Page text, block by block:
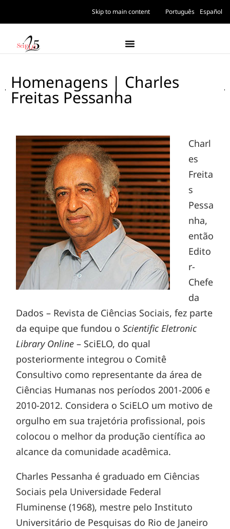
Skip to main content Português Español
Homenagens | Charles
Freitas Pessanha
Charl
es
Freita
s
Pessa
nha,
então
Edito
r-
Chefe
da
Dados – Revista de Ciências Sociais, fez parte
da equipe que fundou oScientific Eletronic
Library Online – SciELO, do qual
posteriormente integrou o Comitê
Consultivo como representante da área de
Ciências Humanas nos períodos 2001-2006 e
2010-2012. Considera o SciELO um motivo de
orgulho em sua trajetória profissional, pois
colocou o melhor da produção científica ao
alcance da comunidade acadêmica.
Charles Pessanha é graduado em Ciências
Sociais pela Universidade Federal
Fluminense (1968), mestre pelo Instituto
Universitário de Pesquisas do Rio de Janeiro